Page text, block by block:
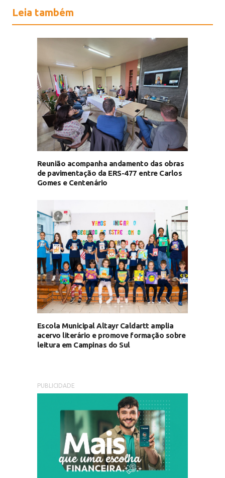
Leia também
Reunião acompanha andamento das obras
de pavimentação da ERS-477 entre Carlos
Gomes e Centenário
Escola Municipal Altayr Caldartt amplia
acervo literário e promove formação sobre
leitura em Campinas do Sul
PUBLICIDADE